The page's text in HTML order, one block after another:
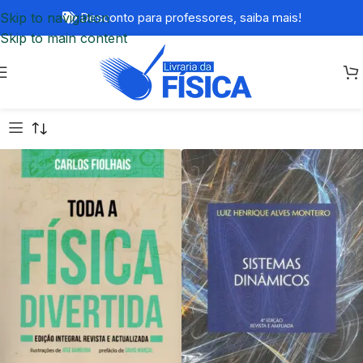
Skip to navigation
Skip to main content
Desconto para professores, saiba mais!